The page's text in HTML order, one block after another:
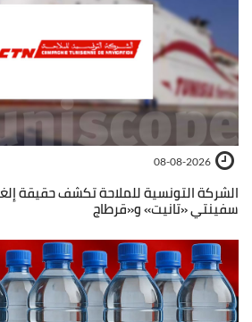
08-08-2026
الشركة التونسية للملاحة تكشف حقيقة
سفينتي «تانيت» و«قرطاج